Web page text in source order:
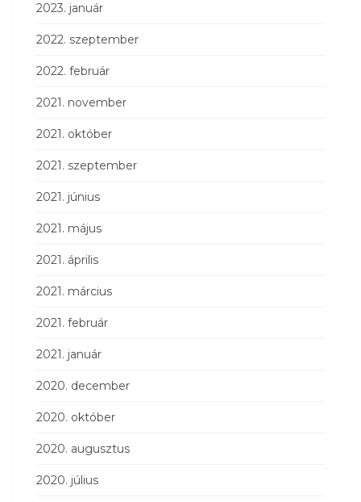
2023. január
2022. szeptember
2022. február
2021. november
2021. október
2021. szeptember
2021. június
2021. május
2021. április
2021. március
2021. február
2021. január
2020. december
2020. október
2020. augusztus
2020. július